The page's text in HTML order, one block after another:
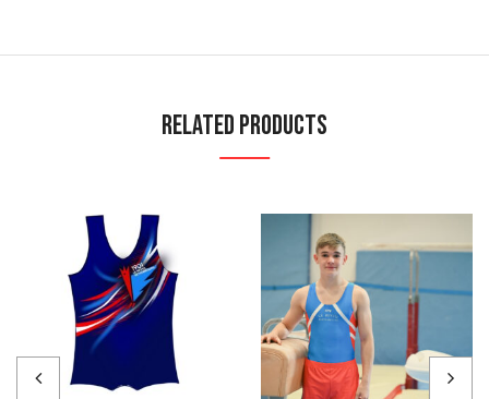
Related Products